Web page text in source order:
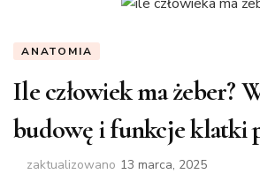
ANATOMIA
Ile człowiek ma żeber?
budowę i funkcje klatki
zaktualizowano 13 marca, 2025